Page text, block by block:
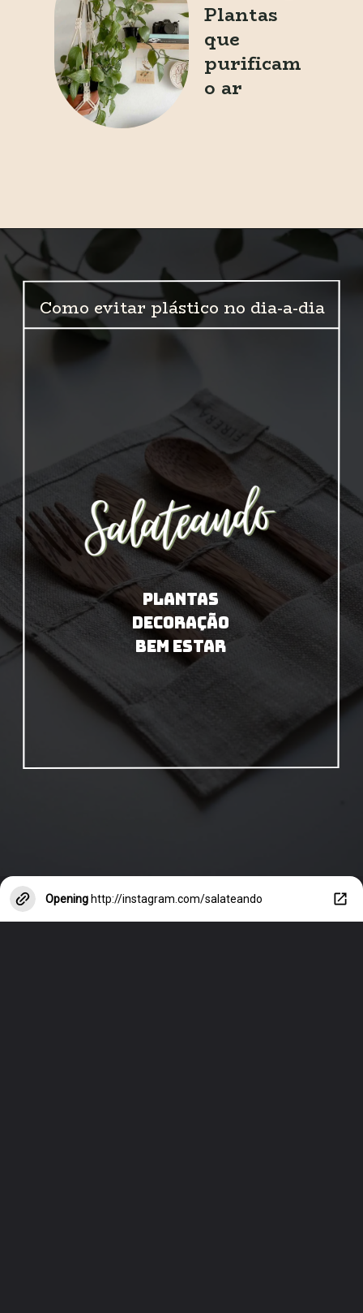
Plantas
que
purificam
o ar
Como evitar plástico no dia-a-dia
PLANTAS
DECORAÇÃO
BEM ESTAR
Opening http://instagram.com/salateando